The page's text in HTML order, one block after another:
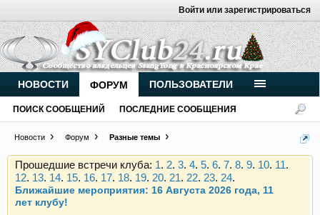
Войти или зарегистрироваться
Новости Форум Разные темы
Внимание, новые участники нашего клуба!
Основное общение происходит вTelegram-чате.
Присоединяйтесь.
Чип-тюнинг (прошивка) дизелей от
Vahmurka
Прошедшие встречи клуба:1 .2
12.13.14.15.16.17.18.19.20.21.22.23.24.
Ближайшие мероприятия: 16 Августа 2026 года, 11
лет клубу!
Внимание, новые участники нашего клуба!
НОВОСТИ ФОРУМ
ПОИСК СООБЩЕНИЙ ПОСЛЕДНИЕ СООБЩЕНИЯ
ПОЛЬЗОВАТЕЛИ